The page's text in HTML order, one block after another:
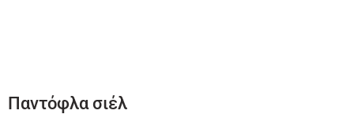
Παντόφλα σιέλ